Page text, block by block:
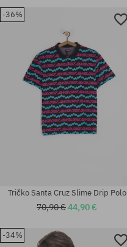
Dostupné veľkosti:
-36%
Tričko Santa Cruz Slime Drip Polo
70,90 €44,90 €
-34%